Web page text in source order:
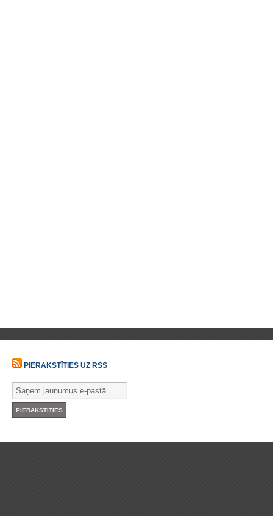
PIERAKSTĪTIES UZ RSS